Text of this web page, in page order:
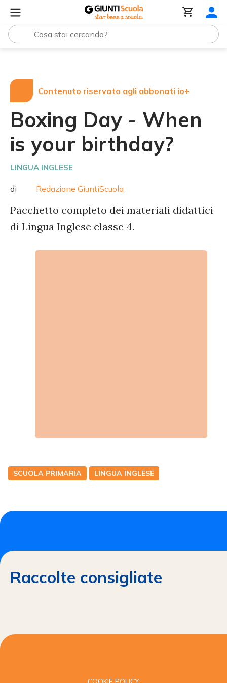
Contenuto riservato agli abbonati io+
Boxing Day - When
is your birthday?
LINGUA INGLESE
di Redazione GiuntiScuola
Pacchetto completo dei materiali didattici
di Lingua Inglese classe 4.
SCUOLA PRIMARIA LINGUA INGLESE
Raccolte consigliate